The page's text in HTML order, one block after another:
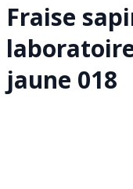
Fraise
jaune 018